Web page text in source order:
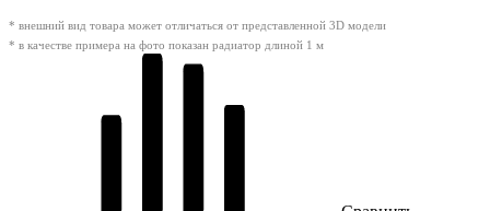
* внешний вид товара может отличаться от представленной 3D модели
* в качестве примера на фото показан радиатор длиной 1 м